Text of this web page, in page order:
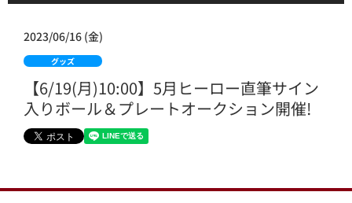
2023/06/16 (金)
グッズ
【6/19(月)10:00】5月ヒーロー直筆サイン
入りボール＆プレートオークション開催!